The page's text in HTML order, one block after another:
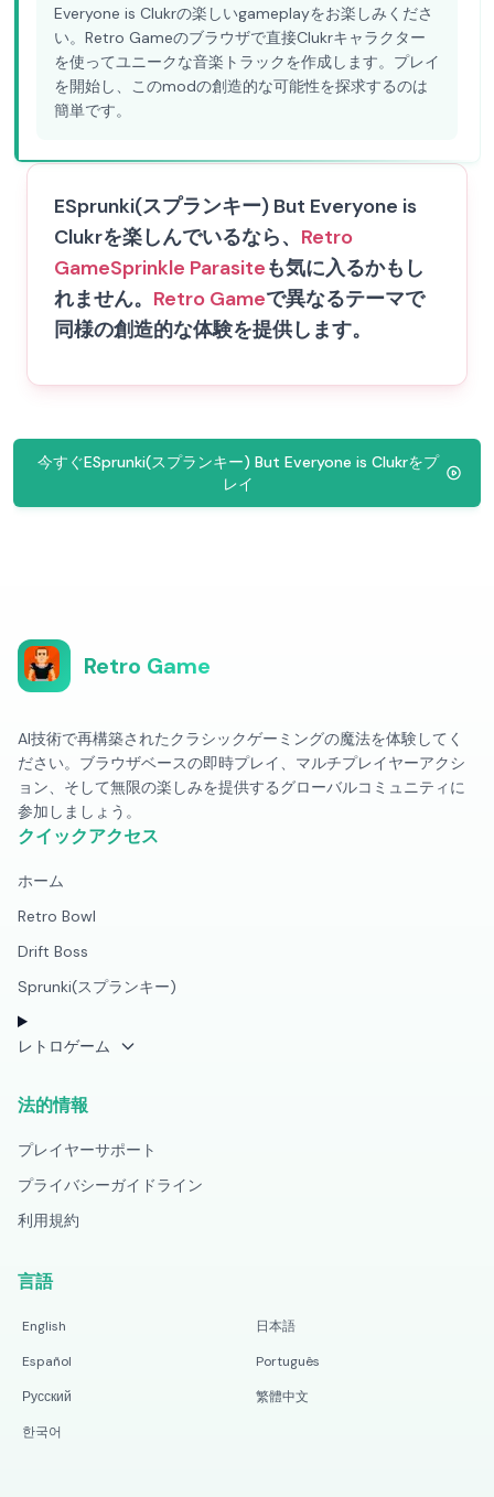
Everyone is Clukrの楽しいgameplayをお楽しみくださ
い。Retro Gameのブラウザで直接Clukrキャラクター
を使ってユニークな音楽トラックを作成します。プレイ
を開始し、このmodの創造的な可能性を探求するのは
簡単です。
ESprunki(スプランキー) But Everyone is
Clukrを楽しんでいるなら、 Retro
GameSprinkle Parasiteも気に入るかもし
れません。 Retro Gameで異なるテーマで
同様の創造的な体験を提供します。
今すぐESprunki(スプランキー) But Everyone is Clukrをプ
レイ
Retro Game
AI技術で再構築されたクラシックゲーミングの魔法を体験してく
ださい。ブラウザベースの即時プレイ、マルチプレイヤーアクシ
ョン、そして無限の楽しみを提供するグローバルコミュニティに
参加しましょう。
クイックアクセス
ホーム
Retro Bowl
Drift Boss
Sprunki(スプランキー)
レトロゲーム
法的情報
プレイヤーサポート
プライバシーガイドライン
利用規約
言語
English
日本語
Español
Português
Русский
繁體中文
한국어